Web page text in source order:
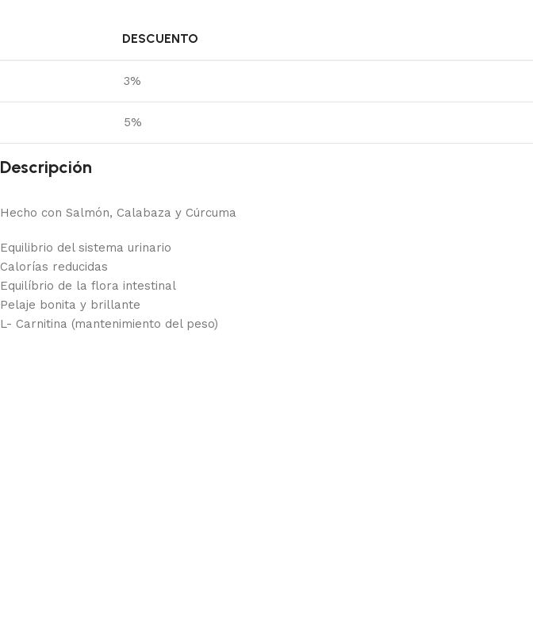
DESCUENTO
3%
5%
Descripción
Hecho con Salmón, Calabaza y Cúrcuma
Equilibrio del sistema urinario
Calorías reducidas
Equilíbrio de la flora intestinal
Pelaje bonita y brillante
L- Carnitina (mantenimiento del peso)